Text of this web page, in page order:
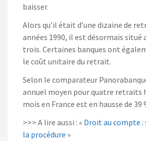
baisser.
Alors qu’il était d’une dizaine de
années 1990, il est désormais situé
trois. Certaines banques ont
le coût unitaire du retrait.
Selon le comparateur
annuel moyen pour quatre retraits
mois en France est en hausse de 39
>>> A lire aussi : « Droit au compte
la procédure »